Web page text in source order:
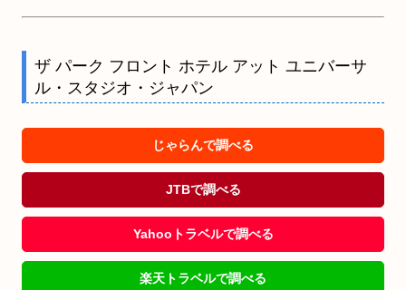
ザ パーク フロント ホテル アット ユニバーサ
ル・スタジオ・ジャパン
じゃらんで調べる
JTBで調べる
Yahooトラベルで調べる
楽天トラベルで調べる